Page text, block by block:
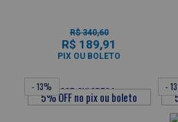
R$ 340,60
R$ 189,91
PIX OU BOLETO
- 13% -